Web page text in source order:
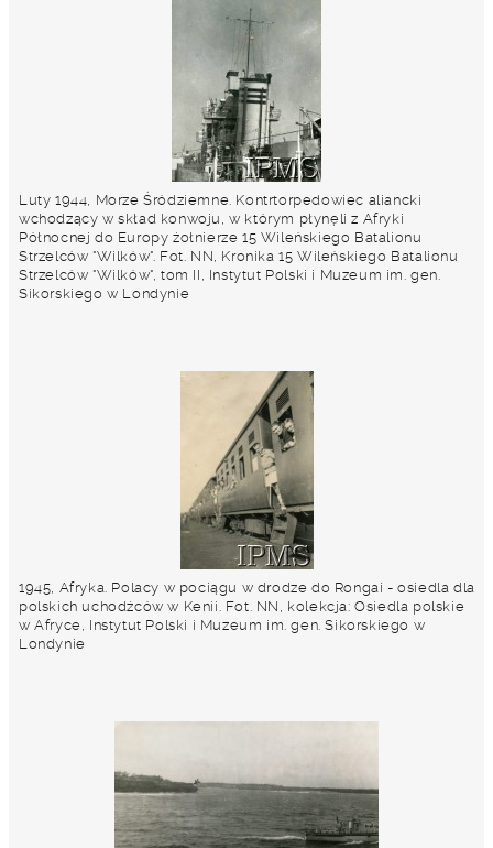
Luty 1944, Morze Śródziemne. Kontrtorpedowiec aliancki
wchodzący w skład konwoju, w którym płynęli z Afryki
Północnej do Europy żołnierze 15 Wileńskiego Batalionu
Strzelców "Wilków". Fot. NN, Kronika 15 Wileńskiego Batalionu
Strzelców "Wilków", tom II, Instytut Polski i Muzeum im. gen.
Sikorskiego w Londynie
1945, Afryka. Polacy w pociągu w drodze do Rongai - osiedla dla
polskich uchodźców w Kenii. Fot. NN, kolekcja: Osiedla polskie
w Afryce, Instytut Polski i Muzeum im. gen. Sikorskiego w
Londynie